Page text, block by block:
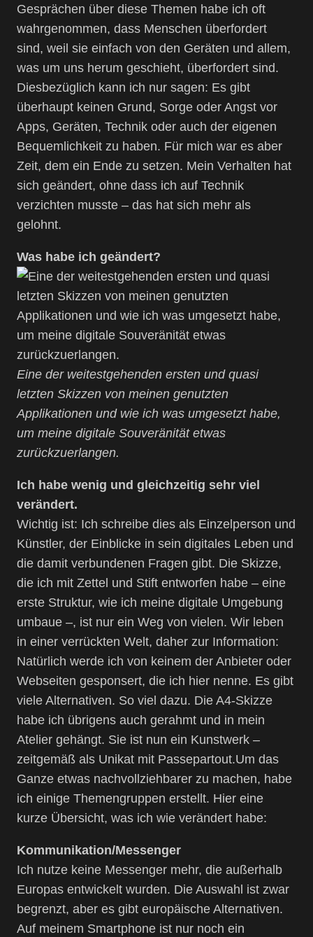
Gesprächen über diese Themen habe ich oft
wahrgenommen, dass Menschen überfordert
sind, weil sie einfach von den Geräten und allem,
was um uns herum geschieht, überfordert sind.
Diesbezüglich kann ich nur sagen: Es gibt
überhaupt keinen Grund, Sorge oder Angst vor
Apps, Geräten, Technik oder auch der eigenen
Bequemlichkeit zu haben. Für mich war es aber
Zeit, dem ein Ende zu setzen. Mein Verhalten hat
sich geändert, ohne dass ich auf Technik
verzichten musste – das hat sich mehr als
gelohnt.
Was habe ich geändert?
Eine der weitestgehenden ersten und quasi
letzten Skizzen von meinen genutzten
Applikationen und wie ich was umgesetzt habe,
um meine digitale Souveränität etwas
zurückzuerlangen.
Ich habe wenig und gleichzeitig sehr viel
verändert.
Wichtig ist: Ich schreibe dies als Einzelperson und
Künstler, der Einblicke in sein digitales Leben und
die damit verbundenen Fragen gibt. Die Skizze,
die ich mit Zettel und Stift entworfen habe – eine
erste Struktur, wie ich meine digitale Umgebung
umbaue –, ist nur ein Weg von vielen. Wir leben
in einer verrückten Welt, daher zur Information:
Natürlich werde ich von keinem der Anbieter oder
Webseiten gesponsert, die ich hier nenne. Es gibt
viele Alternativen. So viel dazu. Die A4-Skizze
habe ich übrigens auch gerahmt und in mein
Atelier gehängt. Sie ist nun ein Kunstwerk –
zeitgemäß als Unikat mit Passepartout.Um das
Ganze etwas nachvollziehbarer zu machen, habe
ich einige Themengruppen erstellt. Hier eine
kurze Übersicht, was ich wie verändert habe:
Kommunikation/Messenger
Ich nutze keine Messenger mehr, die außerhalb
Europas entwickelt wurden. Die Auswahl ist zwar
begrenzt, aber es gibt europäische Alternativen.
Auf meinem Smartphone ist nur noch ein